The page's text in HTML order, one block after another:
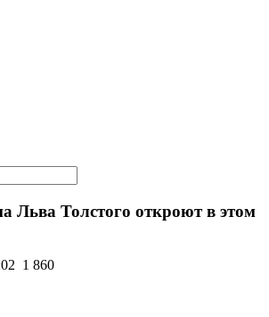
Льва Толстого откроют в этом
1 860